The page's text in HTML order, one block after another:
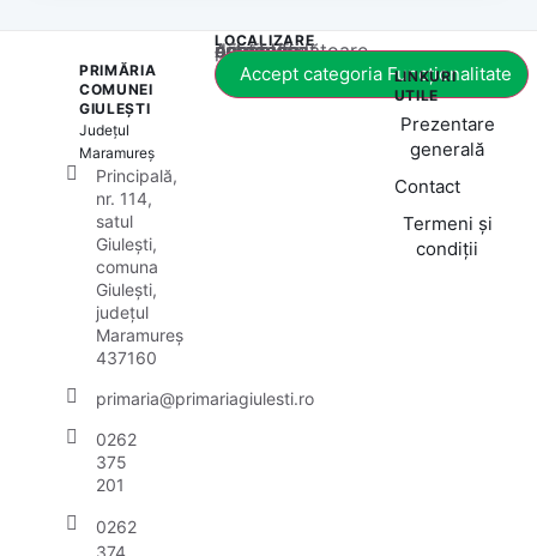
PRIMĂRIA
COMUNEI
GIULEȘTI
Județul
Maramureș
Principală,
nr. 114,
satul
Giulești,
comuna
Giulești,
județul
Maramureș
437160
primaria@primariagiulesti.ro
0262
375
201
0262
374
LOCALIZARE
Acest conținut este blocat până când acceptați categoria corespunzătoare de cookie-uri.
Accept categoria Funcționalitate
LINKURI
UTILE
Prezentare
generală
Contact
Termeni și
condiții